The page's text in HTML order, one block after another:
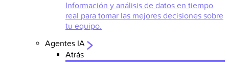
Información y análisis de datos en tiempo
real para tomar las mejores decisiones sobre
tu equipo.
Agentes IA
Atrás